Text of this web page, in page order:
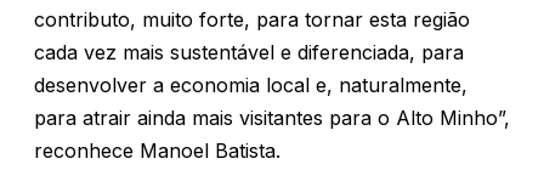
contributo, muito forte, para tornar esta região
cada vez mais sustentável e diferenciada, para
desenvolver a economia local e, naturalmente,
para atrair ainda mais visitantes para o Alto Minho”,
reconhece Manoel Batista.